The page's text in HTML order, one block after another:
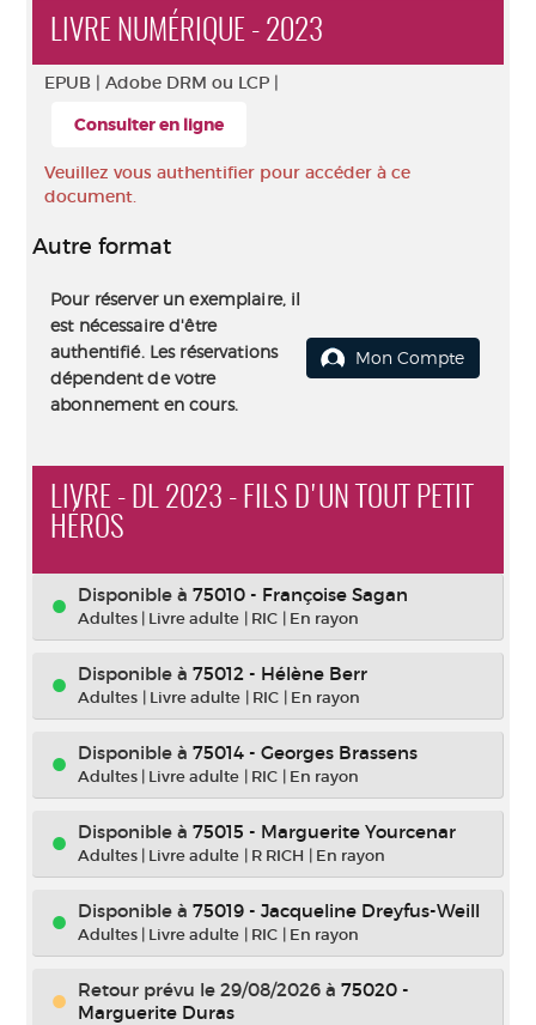
LIVRE NUMÉRIQUE - 2023
EPUB | Adobe DRM ou LCP |
Consulter en ligne
Veuillez vous authentifier pour accéder à ce
document.
Autre format
Pour réserver un exemplaire, il
est nécessaire d'être
authentifié. Les réservations
dépendent de votre
abonnement en cours.
Mon Compte
LIVRE - DL 2023 - FILS D'UN TOUT PETIT
HÉROS
Disponible à 75010 - Françoise Sagan
Adultes | Livre adulte | RIC | En rayon
Disponible à 75012 - Hélène Berr
Adultes | Livre adulte | RIC | En rayon
Disponible à 75014 - Georges Brassens
Adultes | Livre adulte | RIC | En rayon
Disponible à 75015 - Marguerite Yourcenar
Adultes | Livre adulte | R RICH | En rayon
Disponible à 75019 - Jacqueline Dreyfus-Weill
Adultes | Livre adulte | RIC | En rayon
Retour prévu le 29/08/2026 à 75020 -
Marguerite Duras